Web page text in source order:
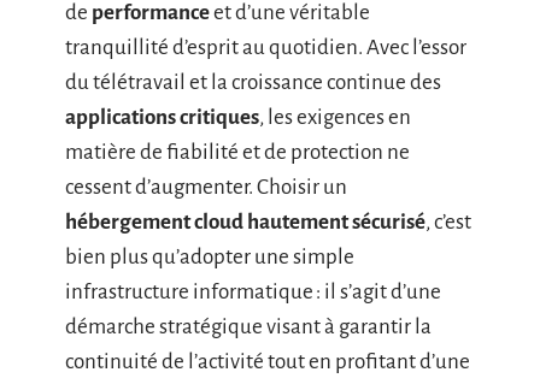
de performanceet d’une véritable
tranquillité d’esprit au quotidien. Avec l’essor
du télétravail et la croissance continue des
applications critiques, les exigences en
matière de fiabilité et de protection ne
cessent d’augmenter. Choisir un
hébergement cloud hautement sécurisé, c’est
bien plus qu’adopter une simple
infrastructure informatique : il s’agit d’une
démarche stratégique visant à garantir la
continuité de l’activité tout en profitant d’une